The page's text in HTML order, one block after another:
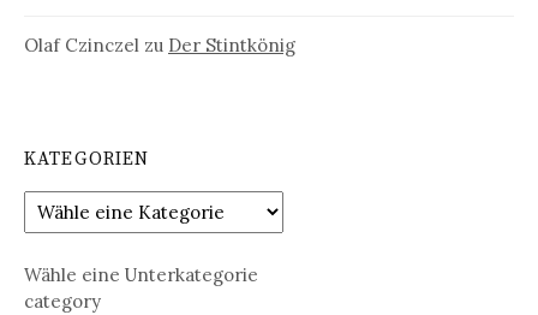
Olaf Czinczel zu Der Stintkönig
KATEGORIEN
Wähle eine Unterkategorie
category